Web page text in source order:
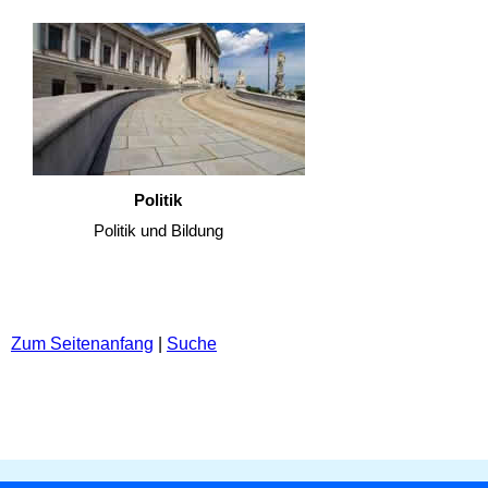
Politik
Politik und Bildung
Zum Seitenanfang Suche